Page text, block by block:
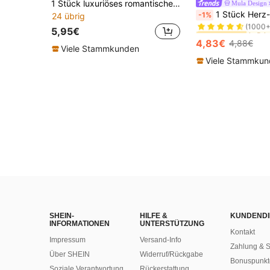
1 Stück luxuriöses romantisches Valentinstag-Serien-Paar-Umschlag-Herz-Perlen-Anhänger, süßes vielseitiges DIY-Armband-Halskette Valentinstag-Geschenk
24 übrig
5,95€
Viele Stammkunden
Mula Design
-1% 1 Stück Herz-Anhänger mit englischen 26 Buchstaben in Silberfarbe, passend für Originalarmband,
#8 Bestseller
#8 Bestseller
(1000+)
#8 Bestseller
(1000+)
#8 Bestseller
4,83€ 4,88€
Viele
SHEIN-
INFORMATIONEN
Impressum
Über SHEIN
HILFE &
UNTERSTÜTZUNG
Versand-Info
Widerruf/Rückgabe
Kontakt
Zahlung &